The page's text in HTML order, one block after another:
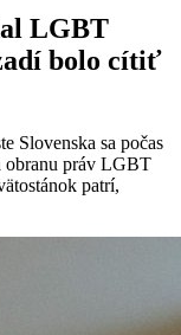
LGBT
bolo cítiť
Slovenska sa počas
obranu práv LGBT
patrí,